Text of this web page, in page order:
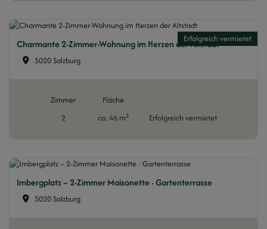
Erfolgreich vermietet
Charmante 2-Zimmer-Wohnung im Herzen der Altstadt
5020 Salzburg
Zimmer
2
Fläche
ca. 46 m2 Erfolgreich vermietet
Imbergplatz – 2-Zimmer Maisonette · Gartenterrasse
5020 Salzburg